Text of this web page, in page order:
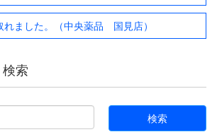
れました。（中央薬品 国見店）
索